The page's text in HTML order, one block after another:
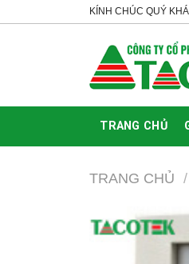
KÍNH CHÚC QUÝ
TRANG CHỦ
TRANG CHỦ /